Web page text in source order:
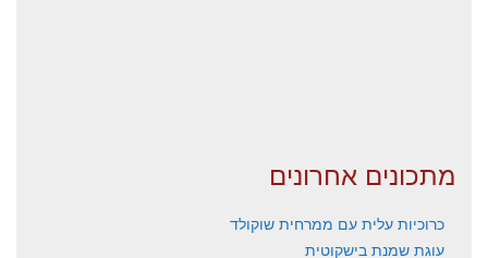
מתכונים אחרונים
כרוכיות עלית עם ממרחית שוקולד
עוגת שמנת בישקוטית